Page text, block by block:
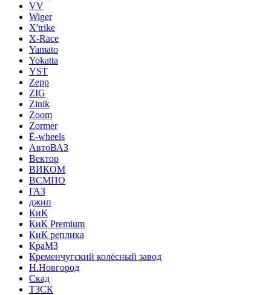
VV
Wiger
X'trike
X-Race
Yamato
Yokatta
YST
Zepp
ZIG
Zinik
Zoom
Zormer
Ё-wheels
АвтоВАЗ
Вектор
ВИКОМ
ВСМПО
ГАЗ
джип
КиК
КиК Premium
КиК реплика
КраМЗ
Кременчугский колёсный завод
Н.Новгород
Скад
ТЗСК